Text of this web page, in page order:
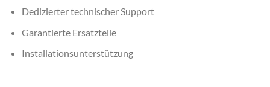
Dedizierter technischer Support
Garantierte Ersatzteile
Installationsunterstützung